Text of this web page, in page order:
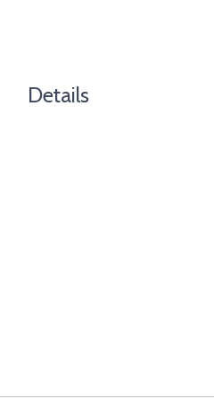
Details